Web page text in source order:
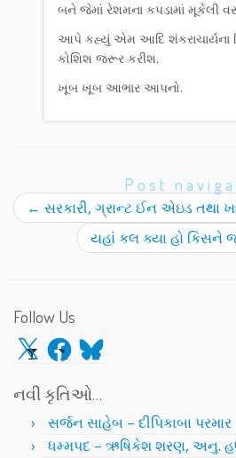
બને જેમાં રેશમના કપડામાં મૂકેલી
આપે કહ્યું એમ આદિ શંકરાચાર્યના
કોશિશ જરૂર કરીશ.
ખૂબ ખૂબ આભાર આપનો.
Post
← સરકારી, ગ્રાન્ટ ઈન એઇડ તથા
યહાં કલ ક્યા હો કિસને
Follow Us
X Facebook
Bluesky
નવી કૃતિઓ…
સર્જન સાહેબ – દીપિકાબા પરમાર
ધમ્મપદ – ઋષિકેશ શરણ, અનુ.